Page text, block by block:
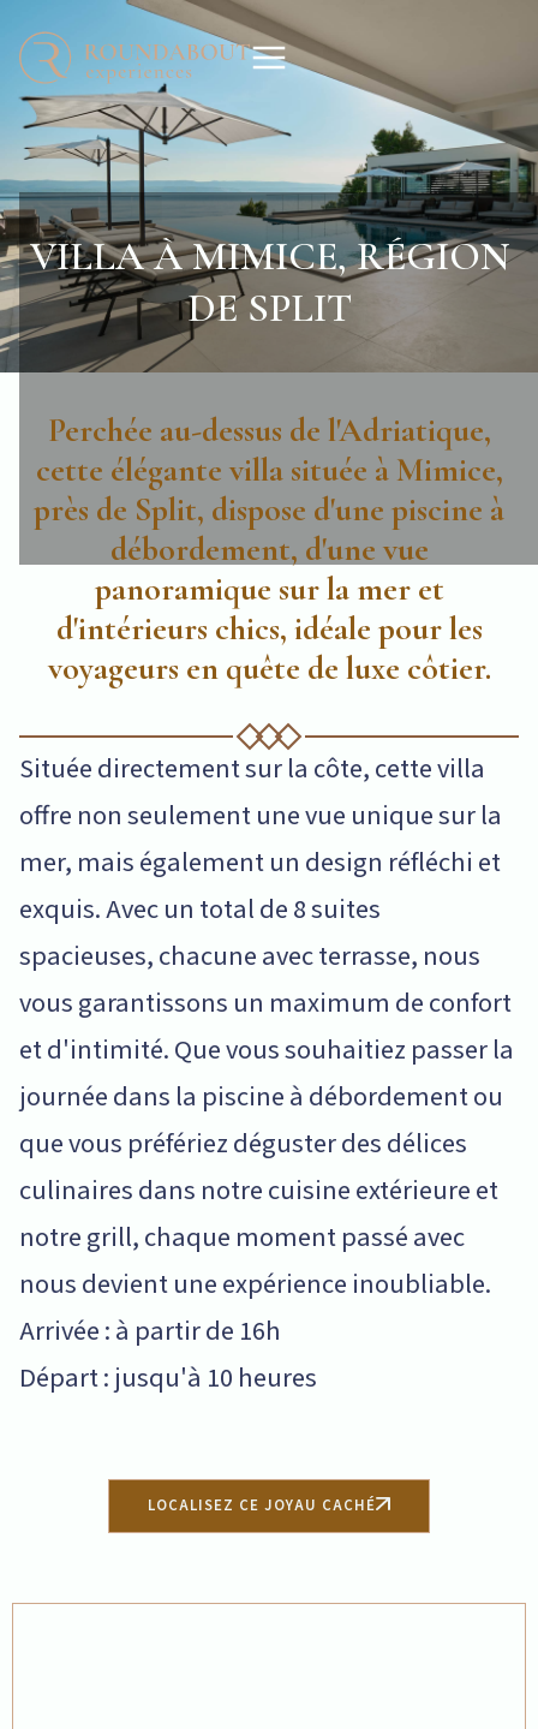
VILLA À MIMICE, RÉGION
DE SPLIT
Perchée au-dessus de l'Adriatique,
cette élégante villa située à Mimice,
près de Split, dispose d'une piscine à
débordement, d'une vue
panoramique sur la mer et
d'intérieurs chics, idéale pour les
voyageurs en quête de luxe côtier.
Située directement sur la côte, cette villa
offre non seulement une vue unique sur la
mer, mais également un design réfléchi et
exquis. Avec un total de 8 suites
spacieuses, chacune avec terrasse, nous
vous garantissons un maximum de confort
et d'intimité. Que vous souhaitiez passer la
journée dans la piscine à débordement ou
que vous préfériez déguster des délices
culinaires dans notre cuisine extérieure et
notre grill, chaque moment passé avec
nous devient une expérience inoubliable.
Arrivée : à partir de 16h
Départ : jusqu'à 10 heures
LOCALISEZ CE JOYAU CACHÉ